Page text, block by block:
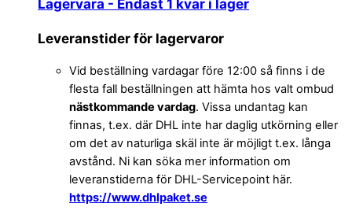
Lagervara - Endast 1 kvar i lager
Leveranstider för lagervaror
Vid beställning vardagar före 12:00 så finns i de
flesta fall beställningen att hämta hos valt ombud
nästkommande vardag. Vissa undantag kan
finnas, t.ex. där DHL inte har daglig utkörning eller
om det av naturliga skäl inte är möjligt t.ex. långa
avstånd. Ni kan söka mer information om
leveranstiderna för DHL-Servicepoint här.
https://www.dhlpaket.se